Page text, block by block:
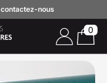
contactez-nous
0